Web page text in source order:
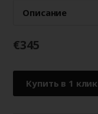
Описание
€345
Купить в 1 клик